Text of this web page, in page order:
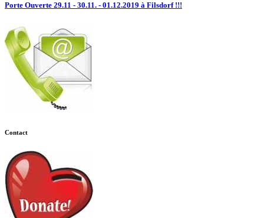
Porte Ouverte 29.11 - 30.11. - 01.12.2019 à Filsdorf !!!
Contact